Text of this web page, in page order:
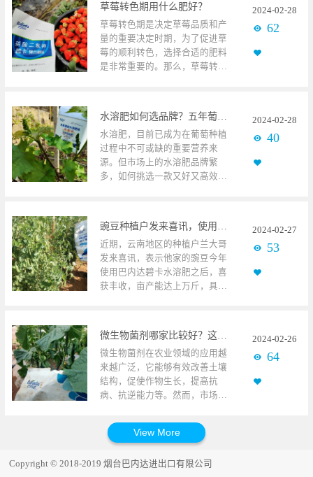
菌剂，就在生菜种植中起到了重
要作用。生菜使用碧卡微生物菌
剂微生物菌剂之所以成为种植户
青睐的产品，只因微生物菌剂中
的微生物在土壤中发挥了重要作
了明显的益处。广西横县，这里
地。然而，近几来，因土壤问题
生菜品质有所下降，也使得生菜
种植户韦大哥倍感焦虑，为了提
升生菜品质，韦大哥便向当地经
地，发现使用碧卡微生物菌剂之
亮，叶片翠绿肥厚，且宽大，没
有黄叶现象，生长旺盛，根系发
达。在于韦大哥交谈中得知，他
对巴内达碧卡20亿复合活微生物
根系的生长方面发挥了明显效
果，韦大哥对现阶段的生菜生长
也很满意。之后又表示，和之前
使用其他牌子的肥料确实不一
样，单看目前的长势和品质就能
过程中病虫害的发生，减少农药
使用，确保了生菜的健康，无污
染。生菜使用碧卡微生物菌剂微
草莓转色期用什么肥好？
草莓转色期是决定草莓品质和产
量的重要决定时期，为了促进草
莓的顺利转色，选择合适的肥料
是非常重要的。那么，草莓转色
因及解决方案：转色期问题：转
色不好原因：果实着色受多种因
素影响，如温度、光照和土壤，
这些都会影响草莓转色；再者，
施肥不合理，氮肥过高，磷钾含
素的温度在20-25度为宜，不宜过
增加光照，减少氮肥的使用量和
次数，增加磷钾肥的使用，如巴
内达碧卡磷酸二氢钾。草莓转色
期用什么肥好？草莓转色期的施
肥）＋碧卡根聪聪＋碧卡微生物
菌剂滴灌一亩地，可以交叉使
用。效果：达到养根护根，提升
果实口感和亮度的目的，增加果
实的重量，提高草莓的商品价
值。叶面：碧卡含氨基酸叶面肥
肥，兑水，叶面喷施，可交替使
用，间隔7-10天喷施一次。效
果：及时为草莓补充中微量元
2024-02-28
62
水溶肥，目前已成为在葡萄种植
过程中不可或缺的重要营养来
源。但市场上的水溶肥品牌繁
多，如何挑选一款又好又高效的
使用碧卡水溶肥河北唐山高大
哥，作为一名丰富经验的葡萄种
植户，同时也是连续使用巴内达
碧卡水溶肥五年的老用户，他深
知挑选一款好的水溶肥品牌的重
碧卡水溶肥，也见证了碧卡水溶
明显变化。进入1月中下旬，河北
地区的暖棚葡萄已经进入花序时
期，此时期不仅要控制棚内的温
湿度，更要注重肥料的使用，如
的生长，枝条生长缓慢，还易导
致采收期的推迟。所以高大哥像
聪聪+碧卡微生物菌剂，葡萄出芽
2024-02-28
40
近期，云南地区的种植户兰大哥
发来喜讯，表示他家的豌豆今年
使用巴内达碧卡水溶肥之后，喜
获丰收，亩产能达上万斤，具体
益也非常高，一些种植户也因种
植豌豆而获得了高收益，其中云
南种植户兰大哥就是其中一位。
同时，也通过兰大哥的精心管
理，和选择使用巴内达碧卡水溶
时，正是豌豆的采摘期，从采摘
到目前为止短短两个月的时间
惊喜。据兰大哥表示，他从去年
2024-02-27
53
微生物菌剂哪家比较好？这篇文章值得收藏
微生物菌剂在农业领域的应用越
来越广泛，它能够有效改善土壤
结构，促使作物生长，提高抗
病、抗逆能力等。然而，市场上
参差不齐，让种植朋友难以选
择。究竟微生物菌剂哪家比较好
使用碧卡微生物菌剂首先，了解
2024-02-26
64
Copyright © 2018-2019 烟台巴内达进出口有限公司